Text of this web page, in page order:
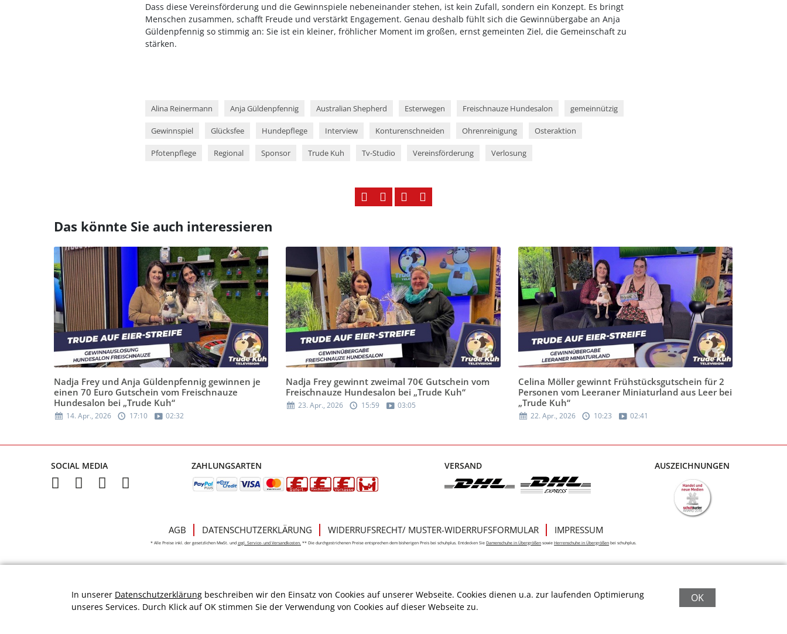
Dass diese Vereinsförderung und die Gewinnspiele nebeneinander stehen, ist kein Zufall, sondern ein Konzept. Es bringt
Menschen zusammen, schafft Freude und verstärkt Engagement. Genau deshalb fühlt sich die Gewinnübergabe an Anja
Güldenpfennig so stimmig an: Sie ist ein kleiner, fröhlicher Moment im großen, ernst gemeinten Ziel, die Gemeinschaft zu
stärken.
Alina Reinermann Anja Güldenpfennig Australian Shepherd Esterwegen Freischnauze Hundesalon gemeinnützig
Gewinnspiel Glücksfee Hundepflege Interview Konturenschneiden Ohrenreinigung Osteraktion
Pfotenpflege Regional Sponsor Trude Kuh Tv-Studio Vereinsförderung Verlosung
Das könnte Sie auch interessieren
Nadja Frey und Anja Güldenpfennig gewinnen je
einen 70 Euro Gutschein vom Freischnauze
Hundesalon bei „Trude Kuh“
14. Apr., 2026 17:10 02:32
Nadja Frey gewinnt zweimal 70€ Gutschein vom
Freischnauze Hundesalon bei „Trude Kuh“
23. Apr., 2026 15:59 03:05
Celina Möller gewinnt Frühstücksgutschein für 2
Personen vom Leeraner Miniaturland aus Leer bei
„Trude Kuh“
22. Apr., 2026 10:23 02:41
SOCIAL MEDIA ZAHLUNGSARTEN VERSAND AUSZEICHNUNGEN
AGB DATENSCHUTZERKLÄRUNG WIDERRUFSRECHT/ MUSTER-WIDERRUFSFORMULAR IMPRESSUM
* Alle Preise inkl. der gesetzlichen MwSt. und zzgl. Service- und Versandkosten. ** Die durchgestrichenen Preise entsprechen dem bisherigen Preis bei schuhplus. Entdecken Sie Damenschuhe in Übergrößen sowie Herrenschuhe in Übergrößen bei schuhplus.
In unserer Datenschutzerklärung beschreiben wir den Einsatz von Cookies auf unserer Webseite. Cookies dienen u.a. zur laufenden Optimierung
unseres Services. Durch Klick auf OK stimmen Sie der Verwendung von Cookies auf dieser Webseite zu.
OK